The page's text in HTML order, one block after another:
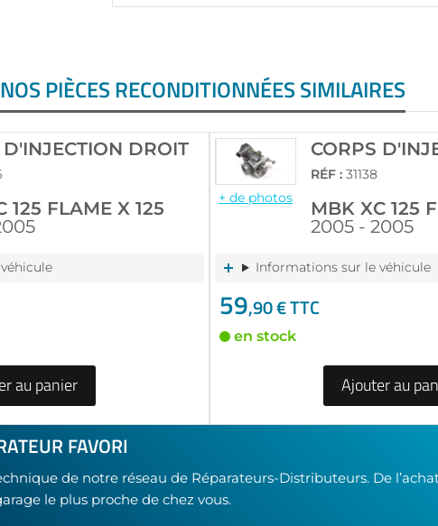
NOS PIÈCES RECONDITIONNÉES SIMILAIRES
D'INJECTION DROIT
125 FLAME X 125
au panier
+ de photos
CORPS
RÉF : 31138
MBK XC 125
2005 - 2005
Informations sur le véhicule
59,90 € TTC
en stock
Ajouter au
FAVORI
de notre réseau de Réparateurs-Distributeurs. De
le plus proche de chez vous.